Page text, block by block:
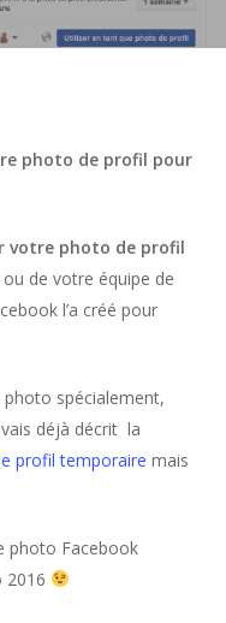
photo de profil pour
votre photo de profil
de votre équipe de
l’a créé pour
spécialement,
déjà décrit la
profil temporaire mais
photo Facebook
2016